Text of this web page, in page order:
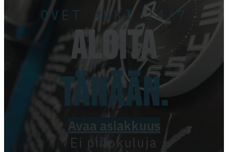
OVET AUKI 24/7
ALOITA
TÄNÄÄN.
Avaa asiakkuus
Ei piilokuluja